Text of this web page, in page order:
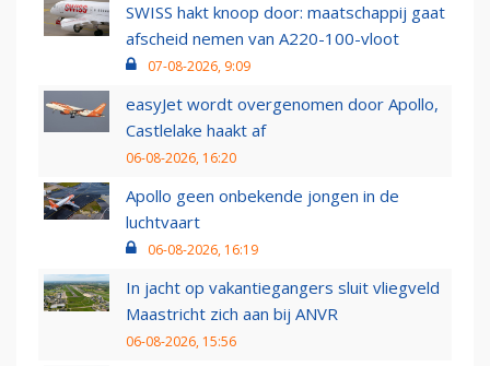
SWISS hakt knoop door: maatschappij gaat
afscheid nemen van A220-100-vloot
07-08-2026, 9:09
easyJet wordt overgenomen door Apollo,
Castlelake haakt af
06-08-2026, 16:20
Apollo geen onbekende jongen in de
luchtvaart
06-08-2026, 16:19
In jacht op vakantiegangers sluit vliegveld
Maastricht zich aan bij ANVR
06-08-2026, 15:56